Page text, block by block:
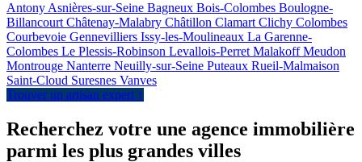
Antony Asnières-sur-Seine Bagneux Bois-Colombes Boulogne-
Billancourt Châtenay-Malabry Châtillon Clamart Clichy Colombes
Courbevoie Gennevilliers Issy-les-Moulineaux La Garenne-
Colombes Le Plessis-Robinson Levallois-Perret MalakoffMeudon
Montrouge Nanterre Neuilly-sur-Seine Puteaux Rueil-Malmaison
Saint-Cloud Suresnes Vanves
Trouver un artisan expert ↑
Recherchez votre une agence immobilière
parmi les plus grandes villes